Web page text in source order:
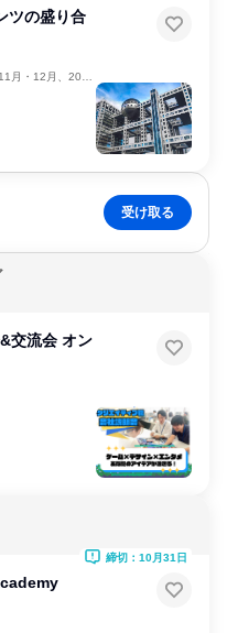
ツの盛り合
12月、2027年1月
受け取る
交流会 オン
締切：10月31日